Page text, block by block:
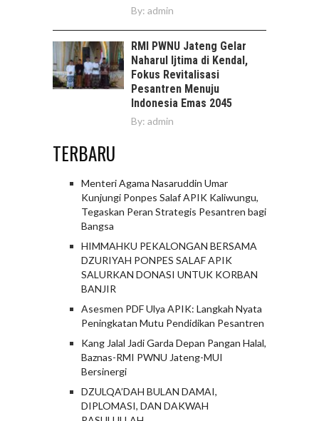
By: admin
RMI PWNU Jateng Gelar
Naharul Ijtima di Kendal,
Fokus Revitalisasi
Pesantren Menuju
Indonesia Emas 2045
By: admin
TERBARU
Menteri Agama Nasaruddin Umar
Kunjungi Ponpes Salaf APIK Kaliwungu,
Tegaskan Peran Strategis Pesantren bagi
Bangsa
HIMMAHKU PEKALONGAN BERSAMA
DZURIYAH PONPES SALAF APIK
SALURKAN DONASI UNTUK KORBAN
BANJIR
Asesmen PDF Ulya APIK: Langkah Nyata
Peningkatan Mutu Pendidikan Pesantren
Kang Jalal Jadi Garda Depan Pangan Halal,
Baznas-RMI PWNU Jateng-MUI
Bersinergi
DZULQA’DAH BULAN DAMAI,
DIPLOMASI, DAN DAKWAH